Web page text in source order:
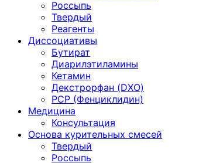
Россыпь
Твердый
Реагенты
Диссоциативы
Бутират
Диарилэтиламины
Кетамин
Декстрорфан (DXO)
PCP (Фенциклидин)
Медицина
Консультация
Основа курительных смесей
Твердый
Россыпь